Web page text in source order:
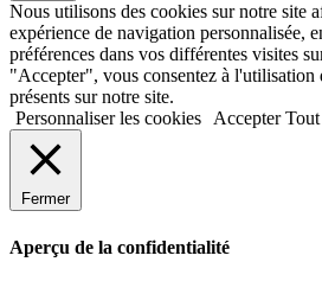
Nous utilisons des cookies sur notre site
expérience de navigation personnalisée,
préférences dans vos différentes visites
"Accepter", vous consentez à l'utilisation
présents sur notre site.
Personnaliser les cookies
Accepter
Fermer
Aperçu de la confidentialité